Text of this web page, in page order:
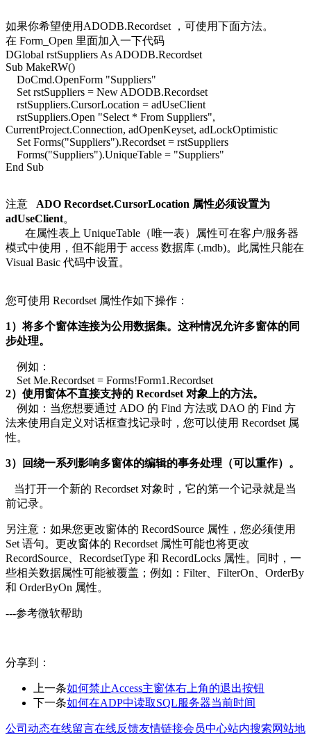
如果你希望使用ADODB.Recordset ，可使用下面方法。
在 Form_Open 里面加入一下代码
DGlobal rstSuppliers As ADODB.Recordset
Sub MakeRW()
DoCmd.OpenForm "Suppliers"
Set rstSuppliers = New ADODB.Recordset
rstSuppliers.CursorLocation = adUseClient
rstSuppliers.Open "Select * From Suppliers",
CurrentProject.Connection, adOpenKeyset, adLockOptimistic
Set Forms("Suppliers").Recordset = rstSuppliers
Forms("Suppliers").UniqueTable = "Suppliers"
End Sub
注意 ADO Recordset.CursorLocation 属性必须设置为
adUseClient。
在属性表上 UniqueTable（唯一表）属性可在客户/服务器
模式中使用，但不能用于 access 数据库 (.mdb)。此属性只能在
Visual Basic 代码中设置。
您可使用 Recordset 属性作如下操作：
1）将多个窗体连接为公用数据集。这种情况允许多窗体的同
步处理。
例如：
Set Me.Recordset = Forms!Form1.Recordset
2）使用窗体不直接支持的 Recordset 对象上的方法。
例如：当您想要通过 ADO 的 Find 方法或 DAO 的 Find 方
法来使用自定义对话框查找记录时，您可以使用 Recordset 属
性。
3）回绕一系列影响多窗体的编辑的事务处理（可以重作）。
当打开一个新的 Recordset 对象时，它的第一个记录就是当
前记录。
另注意：如果您更改窗体的 RecordSource 属性，您必须使用
Set 语句。更改窗体的 Recordset 属性可能也将更改
RecordSource、RecordsetType 和 RecordLocks 属性。同时，一
些相关数据属性可能被覆盖；例如：Filter、FilterOn、OrderBy
和 OrderByOn 属性。
---参考微软帮助
分享到：
上一条如何禁止Access主窗体右上角的退出按钮
下一条如何在ADP中读取SQL服务器当前时间
公司动态在线留言在线反馈友情链接会员中心站内搜索网站地